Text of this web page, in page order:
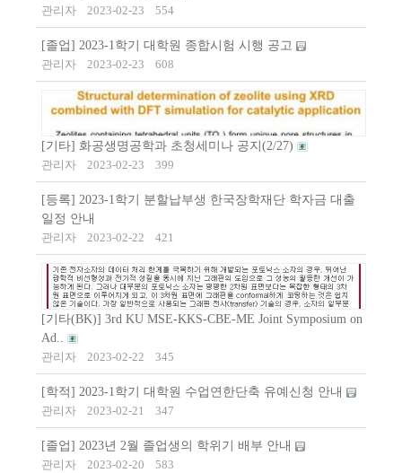
관리자
2023-02-23 554
[졸업] 2023-1학기 대학원 종합시험 시행 공고
관리자
2023-02-23 608
[기타] 화공생명공학과 초청세미나 공지(2/27)
관리자
2023-02-23 399
[등록] 2023-1학기 분할납부생 한국장학재단 학자금 대출
일정 안내
관리자
2023-02-22 421
[기타(BK)] 3rd KU MSE-KKS-CBE-ME Joint Symposium on
Ad..
관리자
2023-02-22 345
[학적] 2023-1학기 대학원 수업연한단축 유예신청 안내
관리자
2023-02-21 347
[졸업] 2023년 2월 졸업생의 학위기 배부 안내
관리자
2023-02-20 583